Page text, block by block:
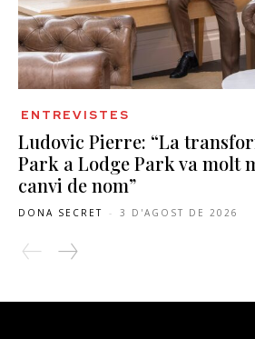
ENTREVISTES
Ludovic Pierre: “La
Park a Lodge Park va molt
canvi de nom”
DONA SECRET - 3 D'AGOST DE 2026